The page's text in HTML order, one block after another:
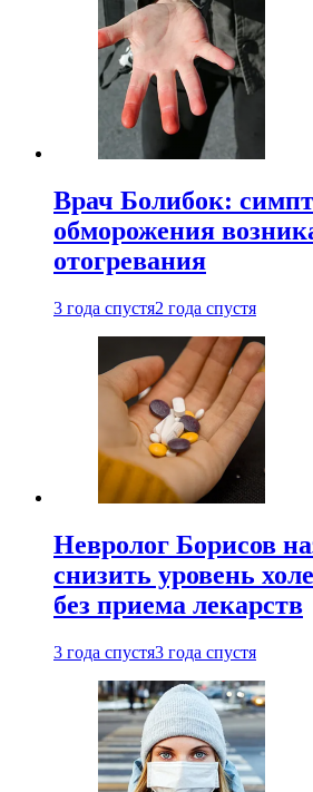
Врач Болибок:
обморожения
отогревания
3 года спустя2 года спустя
Невролог Борисов
снизить уровень
без приема лекарств
3 года спустя3 года спустя